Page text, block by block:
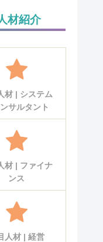
材紹介
材 | システム
サルタント
材 | ファイナ
ンス
人材 | 経営